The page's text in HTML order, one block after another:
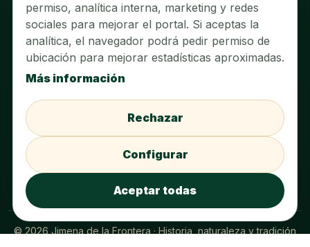
Sobre nosotros
Contacto
Aviso legal
Política de cookies
Acceder al panel
© 2026 Jimena de la Frontera · Historia, naturaleza y tradición
permiso, analítica interna, marketing y redes
sociales para mejorar el portal. Si aceptas la
analítica, el navegador podrá pedir permiso de
ubicación para mejorar estadísticas aproximadas.
Más información
Rechazar
Configurar
Aceptar todas